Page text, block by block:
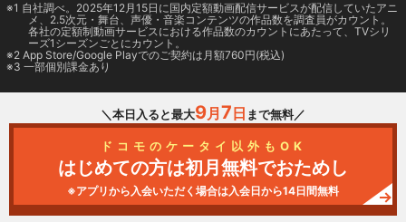
1 自社調べ。2025年12月15日に国内定額動画配信サービスが配信していたアニ
メ、2.5次元・舞台、声優・音楽コンテンツの作品数を調査員がカウント。
各社の定額制動画サービスにおける作品数のカウントにあたって、TVシリ
ーズ1シーズンごとにカウント。
2 App Store/Google Playでのご契約は月額760円(税込)
3 一部個別課金あり
＼本日入ると最大9月 7 日 まで無料／
ドコモのケータイ以外もOK
はじめての方は初月無料でおためし
※アプリから入会いただく場合は入会日から14日間無料